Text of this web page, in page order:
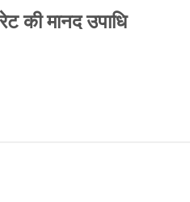
की मानद उपाधि